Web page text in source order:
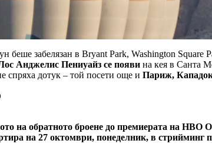
беше забелязан в Bryant Park, Washington
Анджелис Пениуайз се появи на кея в Санта
спряха дотук – той посети още и Париж,
на обратното броене до премиерата на
на 27 октомври, понеделник, в